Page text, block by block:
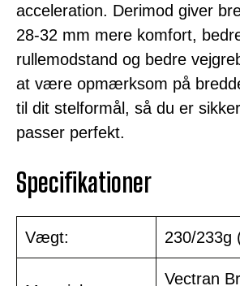
acceleration. Derimod giver
28-32 mm mere komfort,
rullemodstand og bedre
at være opmærksom på
til dit stelformål, så du er
passer perfekt.
Specifikationer
Vægt: 230/233g
Vectran